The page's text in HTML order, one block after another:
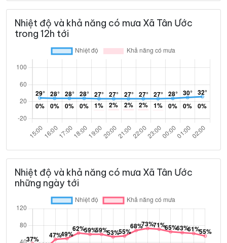
Nhiệt độ và khả năng có mưa Xã Tân Ước
trong 12h tới
Nhiệt độ và khả năng có mưa Xã Tân Ước
những ngày tới